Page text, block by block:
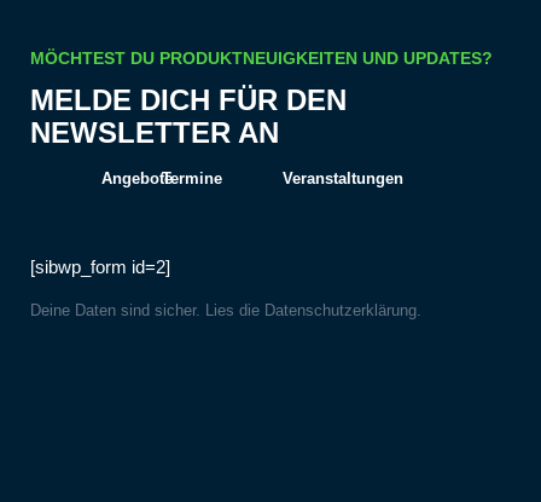
MÖCHTEST DU PRODUKTNEUIGKEITEN UND UPDATES?
MELDE DICH FÜR DEN
NEWSLETTER AN
AngeboteTermine Veranstaltungen
[sibwp_form id=2]
Deine Daten sind sicher. Lies die Datenschutzerklärung